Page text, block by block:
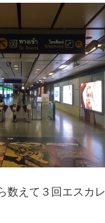
数えて３回エスカ